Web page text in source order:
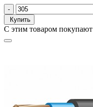
Купить
С этим товаром покупают